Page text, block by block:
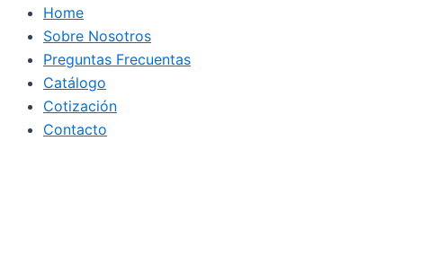
Home
Sobre Nosotros
Preguntas Frecuentas
Catálogo
Cotización
Contacto